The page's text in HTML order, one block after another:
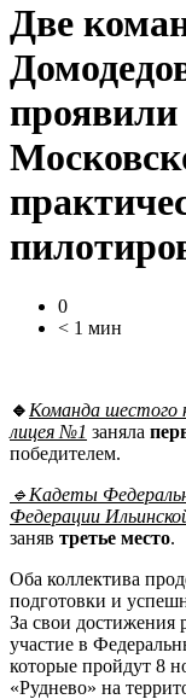
Две
0
< 1 мин
🔹 Команда шестого
лицея №1 заняла
победителем.
🔹Кадеты
Федерации
заняв третье место.
Оба коллектива
подготовки и
За свои достижения
участие в
которые пройдут 8
«Руднево» на